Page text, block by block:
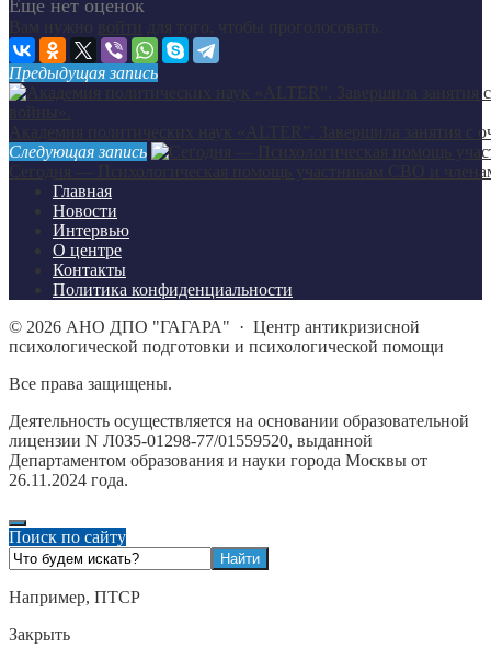
Еще нет оценок
Предыдущая запись
Академия политических наук «ALTER”. Завершила занятия
Следующая запись
Сегодня — Психологическая помощь участникам СВО и
Главная
Новости
Интервью
О центре
Контакты
Политика конфиденциальности
© 2026 АНО ДПО "ГАГАРА" · Центр антикризисной
психологической подготовки и психологической помощи
Все права защищены.
Деятельность осуществляется на основании образовательной
лицензии N Л035-01298-77/01559520, выданной
Департаментом образования и науки города Москвы от
26.11.2024 года.
Поиск по сайту
Например, ПТСР
Закрыть